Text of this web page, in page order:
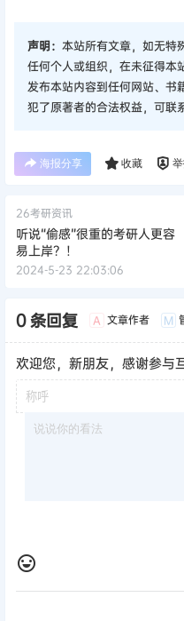
声明： 本站所有文章，如无特
任何个人或组织，在未征得本
发布本站内容到任何网站、书
犯了原著者的合法权益，可联
海报分享 收藏
26考研资讯
听说“偷感”很重的考研人更容
易上岸？！
2024-5-23 22:03:06
0 条回复 A 文章作者 M
欢迎您，新朋友，感谢参与